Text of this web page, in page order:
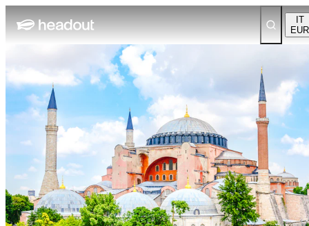
IT
EUR